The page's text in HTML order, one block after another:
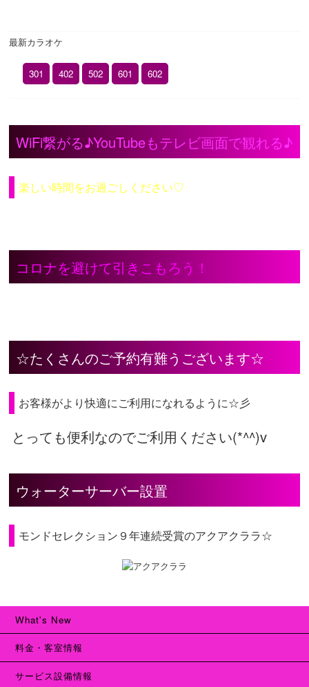
最新カラオケ
301 402 502 601 602
WiFi繋がる♪YouTubeもテレビ画面で観れる♪
楽しい時間をお過ごしください♡
コロナを避けて引きこもろう！
☆たくさんのご予約有難うございます☆
お客様がより快適にご利用になれるように☆彡
とっても便利なのでご利用ください(*^^)v
ウォーターサーバー設置
モンドセレクション９年連続受賞のアクアクララ☆
What's New
料金・客室情報
サービス設備情報